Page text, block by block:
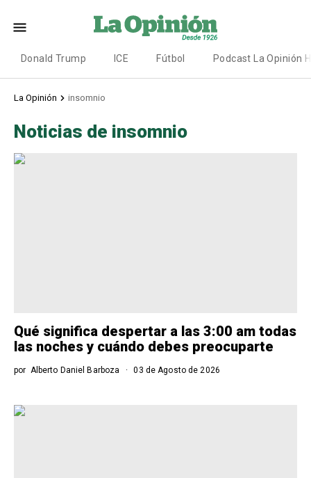
Donald Trump ICE Fútbol Podcast La Opinión
La Opinión insomnio
Noticias de insomnio
Qué significa despertar a las 3:00 am todas
las noches y cuándo debes preocuparte
por Alberto Daniel Barboza 03 de Agosto de 2026